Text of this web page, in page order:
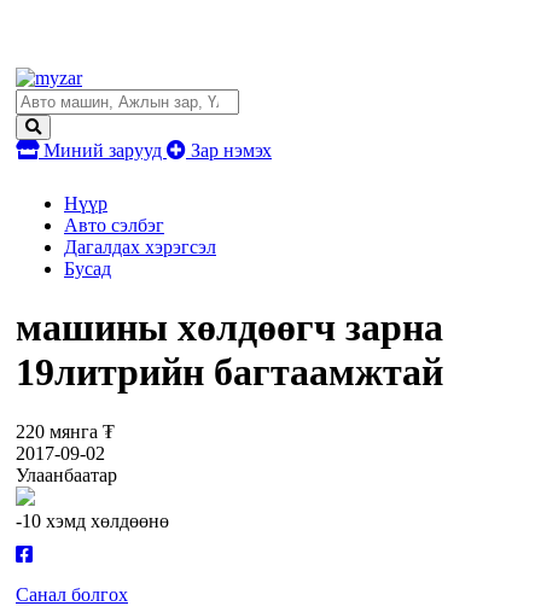
Миний зарууд Зар нэмэх
Нүүр
Авто сэлбэг
Дагалдах хэрэгсэл
Бусад
машины хөлдөөгч зарна
19литрийн багтаамжтай
220 мянга ₮
2017-09-02
Улаанбаатар
-10 хэмд хөлдөөнө
Санал болгох